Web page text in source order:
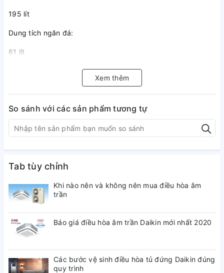
195 lít
Dung tích ngăn đá:
61 lít
Chất liệu cửa tủ lạnh:
Kim loại đen Sapphire
Kính chịu lực
Chất liệu ống dẫn gas, dàn lạnh:
Ống dẫn gas bằng Đồng và Sắt - Lá tản nhiệt bằng Nhôm
Năm ra mắt:
Sản xuất tại:
Xem thêm
So sánh với các sản phẩm tương tự
Tab tùy chỉnh
Khi nào nên và không nên mua điều hòa âm
trần
Báo giá điều hòa âm trần Daikin mới nhất 2020
Các bước vệ sinh điều hòa tủ đứng Daikin đúng
quy trình